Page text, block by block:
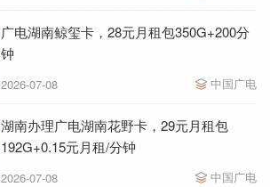
广电湖南鲸玺卡，28元月租包350G+200分
钟
2026-07-08 中国广电
湖南办理广电湖南花野卡，29元月租包
192G+0.15元月租/分钟
2026-07-08 中国广电